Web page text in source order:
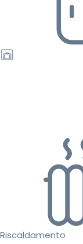
Riscaldamento